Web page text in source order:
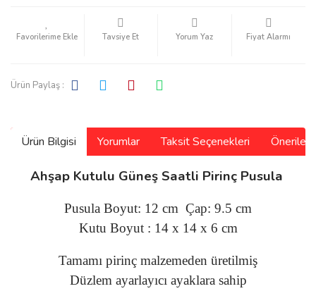
Tavsiye Et Yorum Yaz Fiyat Alarmı
Ürün Paylaş :
Ürün Bilgisi Yorumlar Taksit Seçenekleri
Ahşap Kutulu Güneş Saatli Pirinç Pusula
Pusula Boyut: 12 cm Çap: 9.5 cm
Kutu Boyut : 14 x 14 x 6 cm
Tamamı pirinç malzemeden üretilmiş
Düzlem ayarlayıcı ayaklara sahip